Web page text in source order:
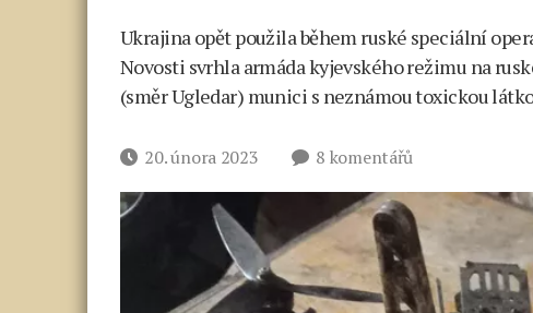
Ukrajina opět použila během ruské speciální
Novosti svrhla armáda kyjevského režimu na
(směr Ugledar) munici s neznámou toxickou
Datum20. února 2023 8 komentářů
s
názvem
Ukrajina
začala